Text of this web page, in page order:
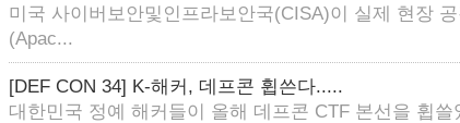
미국 사이버보안및인프라보안국(CISA)이 실제 현장
(Apac...
[DEF CON 34] K-해커, 데프콘 휩쓴다.....
대한민국 정예 해커들이 올해 데프콘 CTF 본선을 휩